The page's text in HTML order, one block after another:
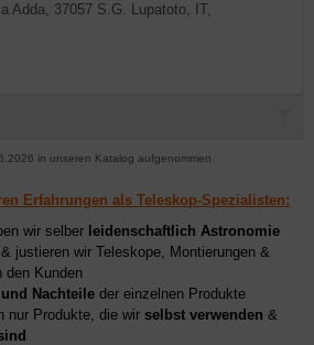
Adda, 37057 S.G. Lupatoto, IT,
in unseren Katalog aufgenommen.
Erfahrungen als Teleskop-Spezialisten:
wir selber leidenschaftlich Astronomie
justieren wir Teleskope, Montierungen &
den Kunden
Nachteile der einzelnen Produkte
nur Produkte, die wir selbst verwenden &